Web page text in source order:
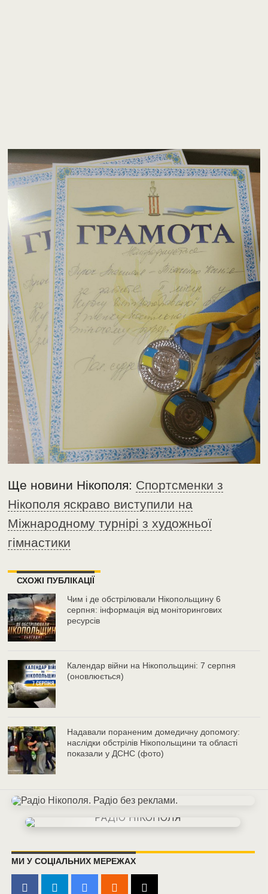
Ще новини Нікополя: Cпортсменки з
Нікополя яскраво виступили на
Міжнародному турнірі з художньої
гімнастики
СХОЖІ ПУБЛІКАЦІЇ
Чим і де обстрілювали Нікопольщину 6
серпня: інформація від моніторингових
ресурсів
Календар війни на Нікопольщині: 7 серпня
(оновлюється)
Надавали пораненим домедичну допомогу:
наслідки обстрілів Нікопольщини та області
показали у ДСНС (фото)
МИ У СОЦІАЛЬНИХ МЕРЕЖАХ